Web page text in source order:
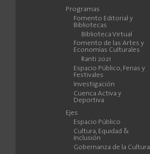
Programas
Fomento Editorial y
Bibliotecas
Biblioteca Virtual
Fomento de las Artes y
Economías Culturales
Ranti 2021
Espacio Público, Ferias y
Festivales
Investigación
Cuenca Activa y
Deportiva
Ejes
Espacio Público
Cultura, Equidad &
Inclusión
Gobernanza de la Cultura